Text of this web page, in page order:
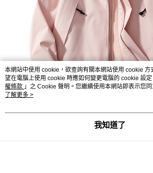
本網站中使用 cookie，欲查詢有關本網站使用 cookie 方
望在電腦上使用 cookie 時應如何變更電腦的 cookie 設定
權條款 」之 Cookie 聲明。您繼續使用本網站即表示您
用條款之 Cookie 聲明使用 cookie。
了解更多 >
我知道了